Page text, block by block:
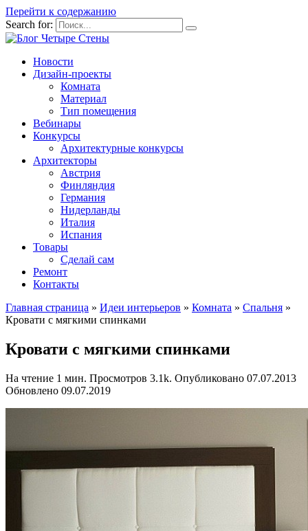
Перейти к содержанию
Search for:
Новости
Дизайн-проекты
Комната
Материал
Тип помещения
Вебинары
Конкурсы
Архитектурные конкурсы
Архитекторы
Австрия
Финляндия
Германия
Нидерланды
Италия
Испания
Товары
Сделай сам
Ремонт
Контакты
Главная страница » Идеи интерьеров » Комната » Спальня »
Кровати с мягкими спинками
Кровати с мягкими спинками
На чтение 1 мин. Просмотров 3.1k. Опубликовано 07.07.2013
Обновлено 09.07.2019